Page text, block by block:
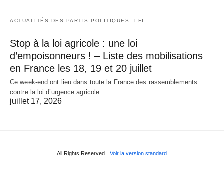
ACTUALITÉS DES PARTIS POLITIQUES LFI
Stop à la loi agricole : une loi
d’empoisonneurs ! – Liste des mobilisations
en France les 18, 19 et 20 juillet
Ce week-end ont lieu dans toute la France des rassemblements
contre la loi d’urgence agricole…
juillet 17, 2026
All Rights Reserved Voir la version standard